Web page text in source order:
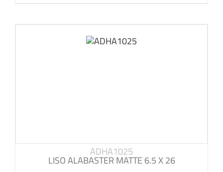
ADHA1025
LISO ALABASTER MATTE 6.5 X 26